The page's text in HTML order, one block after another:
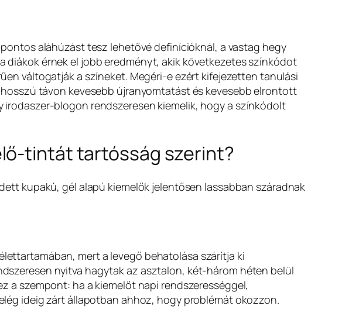
aláhúzást tesz lehetővé definícióknál, a vastag hegy
diákok érnek el jobb eredményt, akik következetes színkódot
váltogatják a színeket. Megéri-e ezért kifejezetten tanulási
távon kevesebb újranyomtatást és kevesebb elrontott
irodaszer-blogon rendszeresen kiemelik, hogy a színkódolt
tintát tartósság szerint?
kupakú, gél alapú kiemelők jelentősen lassabban száradnak
mert a levegő behatolása szárítja ki
nyitva hagytak az asztalon, két-három héten belül
a szempont: ha a kiemelőt napi rendszerességgel,
ideig zárt állapotban ahhoz, hogy problémát okozzon.